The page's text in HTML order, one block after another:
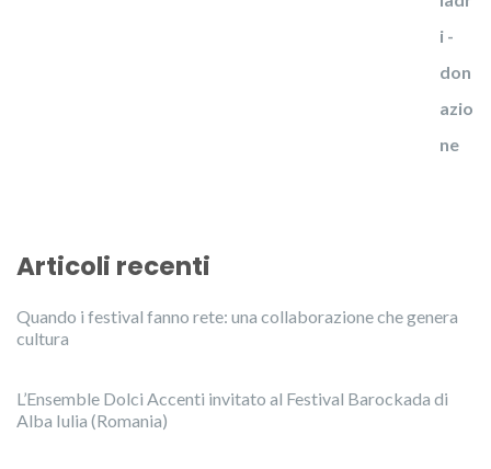
Articoli recenti
Quando i festival fanno rete: una collaborazione che genera
cultura
L’Ensemble Dolci Accenti invitato al Festival Barockada di
Alba Iulia (Romania)